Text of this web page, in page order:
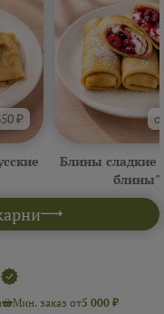
₽
Блины сладкие
блины"
Мин. заказ от5 000 ₽